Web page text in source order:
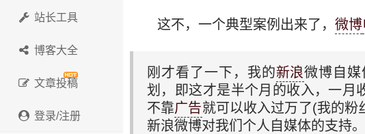
站长工具
博客大全
文章投稿
登录/注册
这不，一个典型案例出来了， 微博
刚才看了一下，我的新浪微博自
划，即这才是半个月的收入，一月
不靠广告就可以收入过万了(我的
新浪微博对我们个人自媒体的支持。